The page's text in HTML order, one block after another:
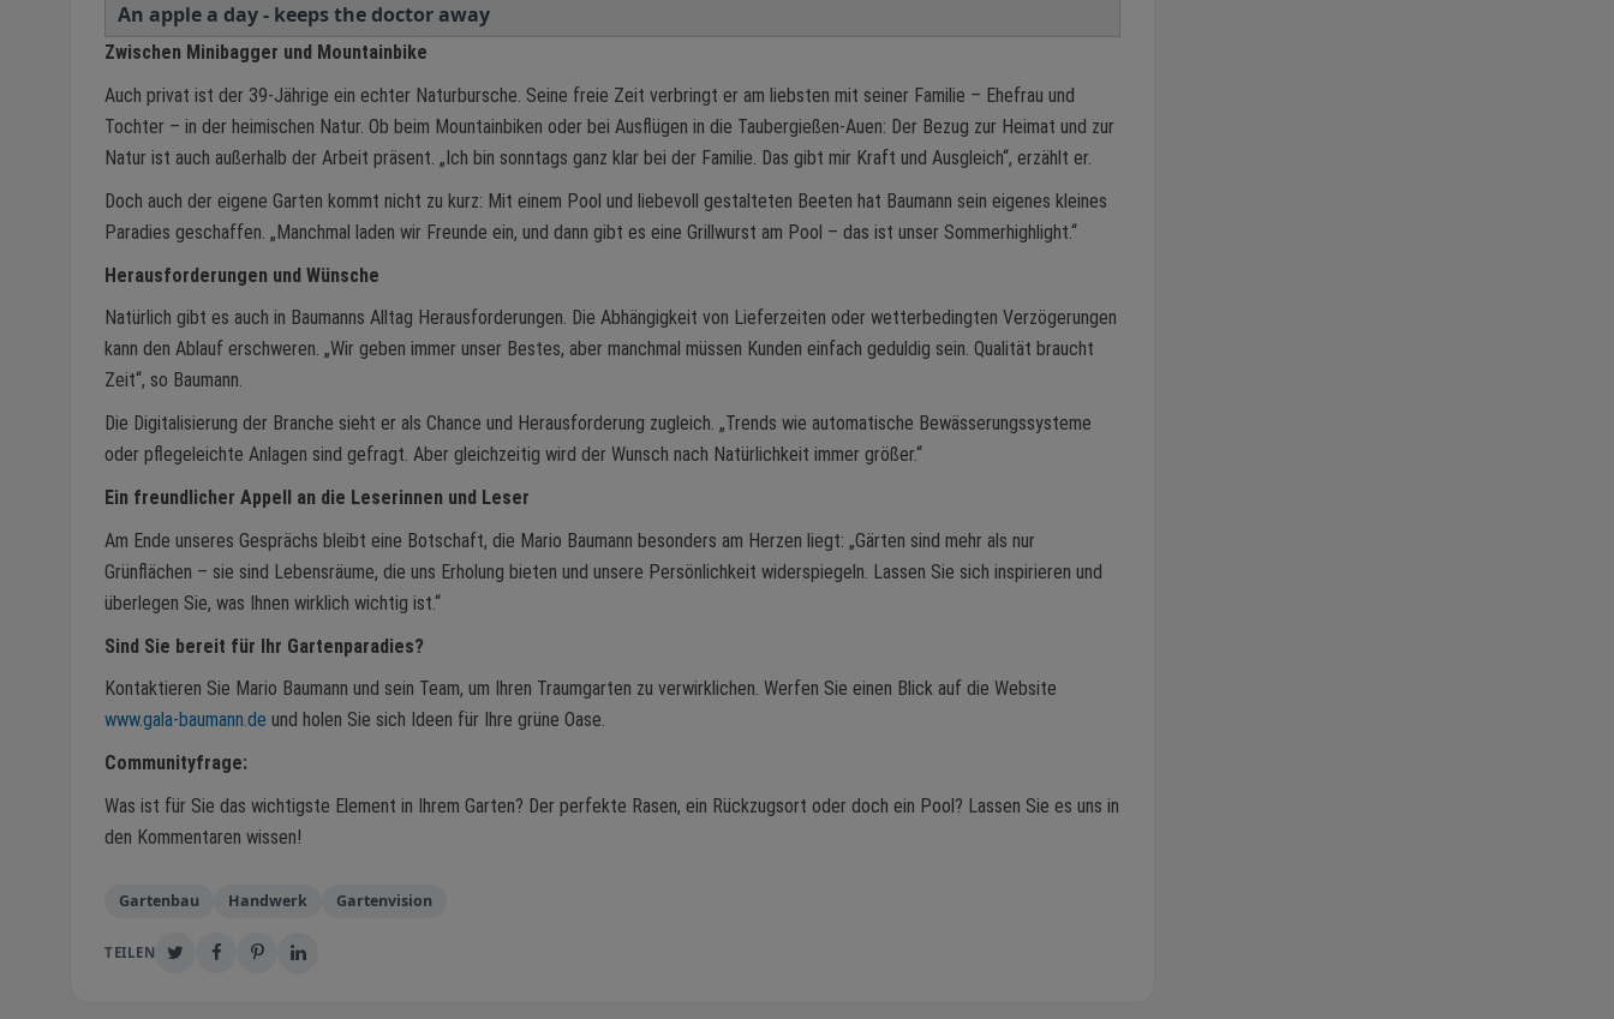
An apple a day - keeps the doctor away
Zwischen Minibagger und Mountainbike
Auch privat ist der 39-Jährige ein echter Naturbursche. Seine freie Zeit verbringt er am liebsten mit seiner Familie – Ehefrau und
Tochter – in der heimischen Natur. Ob beim Mountainbiken oder bei Ausflügen in die Taubergießen-Auen: Der Bezug zur Heimat und zur
Natur ist auch außerhalb der Arbeit präsent. „Ich bin sonntags ganz klar bei der Familie. Das gibt mir Kraft und Ausgleich“, erzählt er.
Doch auch der eigene Garten kommt nicht zu kurz: Mit einem Pool und liebevoll gestalteten Beeten hat Baumann sein eigenes kleines
Paradies geschaffen. „Manchmal laden wir Freunde ein, und dann gibt es eine Grillwurst am Pool – das ist unser Sommerhighlight.“
Herausforderungen und Wünsche
Natürlich gibt es auch in Baumanns Alltag Herausforderungen. Die Abhängigkeit von Lieferzeiten oder wetterbedingten Verzögerungen
kann den Ablauf erschweren. „Wir geben immer unser Bestes, aber manchmal müssen Kunden einfach geduldig sein. Qualität braucht
Zeit“, so Baumann.
Die Digitalisierung der Branche sieht er als Chance und Herausforderung zugleich. „Trends wie automatische Bewässerungssysteme
oder pflegeleichte Anlagen sind gefragt. Aber gleichzeitig wird der Wunsch nach Natürlichkeit immer größer.“
Ein freundlicher Appell an die Leserinnen und Leser
Am Ende unseres Gesprächs bleibt eine Botschaft, die Mario Baumann besonders am Herzen liegt: „Gärten sind mehr als nur
Grünflächen – sie sind Lebensräume, die uns Erholung bieten und unsere Persönlichkeit widerspiegeln. Lassen Sie sich inspirieren und
überlegen Sie, was Ihnen wirklich wichtig ist.“
Sind Sie bereit für Ihr Gartenparadies?
Kontaktieren Sie Mario Baumann und sein Team, um Ihren Traumgarten zu verwirklichen. Werfen Sie einen Blick auf die Website
www.gala-baumann.de und holen Sie sich Ideen für Ihre grüne Oase.
Communityfrage:
Was ist für Sie das wichtigste Element in Ihrem Garten? Der perfekte Rasen, ein Rückzugsort oder doch ein Pool? Lassen Sie es uns in
den Kommentaren wissen!
Gartenbau Handwerk Gartenvision
TEILEN